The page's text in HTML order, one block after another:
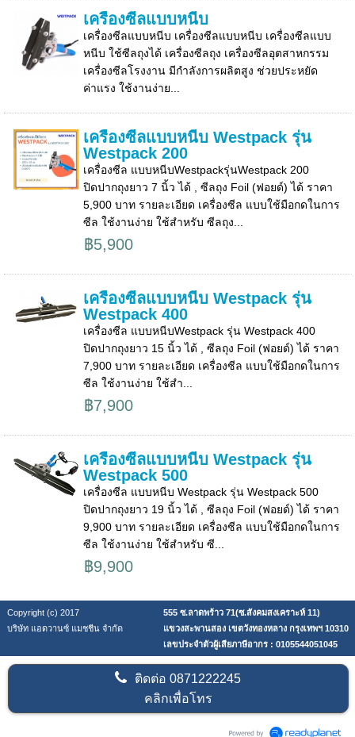
เครื่องซีลแบบหนีบ
เครื่องซีลแบบหนีบ เครื่องซีลแบบหนีบ เครื่องซีลแบบ
หนีบ ใช้ซีลถุงได้ เครื่องซีลถุง เครื่องซีลอุตสาหกรรม
เครื่องซีลโรงงาน มีกำลังการผลิตสูง ช่วยประหยัด
ค่าแรง ใช้งานง่าย...
เครื่องซีลแบบหนีบ Westpack รุ่น
Westpack 200
เครื่องซีล แบบหนีบWestpackรุ่นWestpack 200
ปิดปากถุงยาว 7 นิ้ว ได้ , ซีลถุง Foil (ฟอยด์) ได้ ราคา
5,900 บาท รายละเอียด เครื่องซีล แบบใช้มือกดในการ
ซีล ใช้งานง่าย ใช้สำหรับ ซีลถุง...
฿5,900
เครื่องซีลแบบหนีบ Westpack รุ่น
Westpack 400
เครื่องซีล แบบหนีบWestpack รุ่น Westpack 400
ปิดปากถุงยาว 15 นิ้ว ได้ , ซีลถุง Foil (ฟอยด์) ได้ ราคา
7,900 บาท รายละเอียด เครื่องซีล แบบใช้มือกดในการ
ซีล ใช้งานง่าย ใช้สำ...
฿7,900
เครื่องซีลแบบหนีบ Westpack รุ่น
Westpack 500
เครื่องซีล แบบหนีบ Westpack รุ่น Westpack 500
ปิดปากถุงยาว 19 นิ้ว ได้ , ซีลถุง Foil (ฟอยด์) ได้ ราคา
9,900 บาท รายละเอียด เครื่องซีล แบบใช้มือกดในการ
ซีล ใช้งานง่าย ใช้สำหรับ ซี...
฿9,900
Copyright (c) 2017
555 ซ.ลาดพร้าว 71(ซ.สังคมสงเคราะห์ 11)
บริษัท แอดวานซ์ แมชชีน จำกัด
แขวงสะพานสอง เขตวังทองหลาง กรุงเทพฯ 10310
เลขประจำตัวผู้เสียภาษีอากร : 0105544051045
ติดต่อ0871222245
คลิกเพื่อโทร